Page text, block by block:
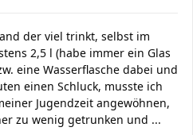
der viel trinkt, selbst im
2,5 l (habe immer ein Glas
eine Wasserflasche dabei und
einen Schluck, musste ich
Jugendzeit angewöhnen,
zu wenig getrunken und ...